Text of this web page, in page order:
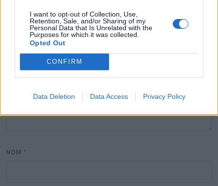
I want to opt-out of Collection, Use,
Retention, Sale, and/or Sharing of my
Personal Data that Is Unrelated with the
Purposes for which it was collected.
Opted Out
CONFIRM
Data Deletion Data Access Privacy Policy
COMMENTAIRE
NOM *